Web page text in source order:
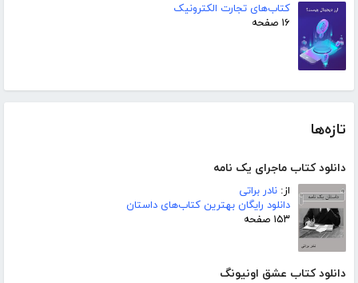
کتاب‌های تجارت الکترونیک
۱۶ صفحه
تازه‌ها
دانلود کتاب ماجرای یک نامه
از: نادر براتی
دانلود رایگان بهترین کتاب‌های داستان
۱۵۳ صفحه
دانلود کتاب عشق اونیونگ